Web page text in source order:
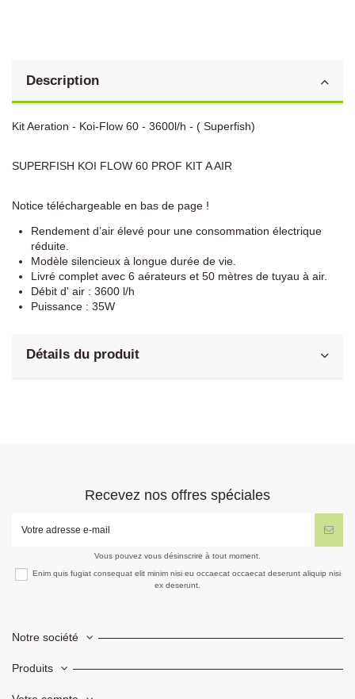
Description
Kit Aeration - Koi-Flow 60 - 3600l/h - ( Superfish)
SUPERFISH KOI FLOW 60 PROF KIT A AIR
Notice téléchargeable en bas de page !
Rendement d’air élevé pour une consommation électrique
réduite.
Modèle silencieux à longue durée de vie.
Livré complet avec 6 aérateurs et 50 mètres de tuyau à air.
Débit d' air : 3600 l/h
Puissance : 35W
Détails du produit
Recevez nos offres spéciales
Vous pouvez vous désinscrire à tout moment.
Enim quis fugiat consequat elit minim nisi eu occaecat occaecat deserunt aliquip nisi
ex deserunt.
Notre société
Produits